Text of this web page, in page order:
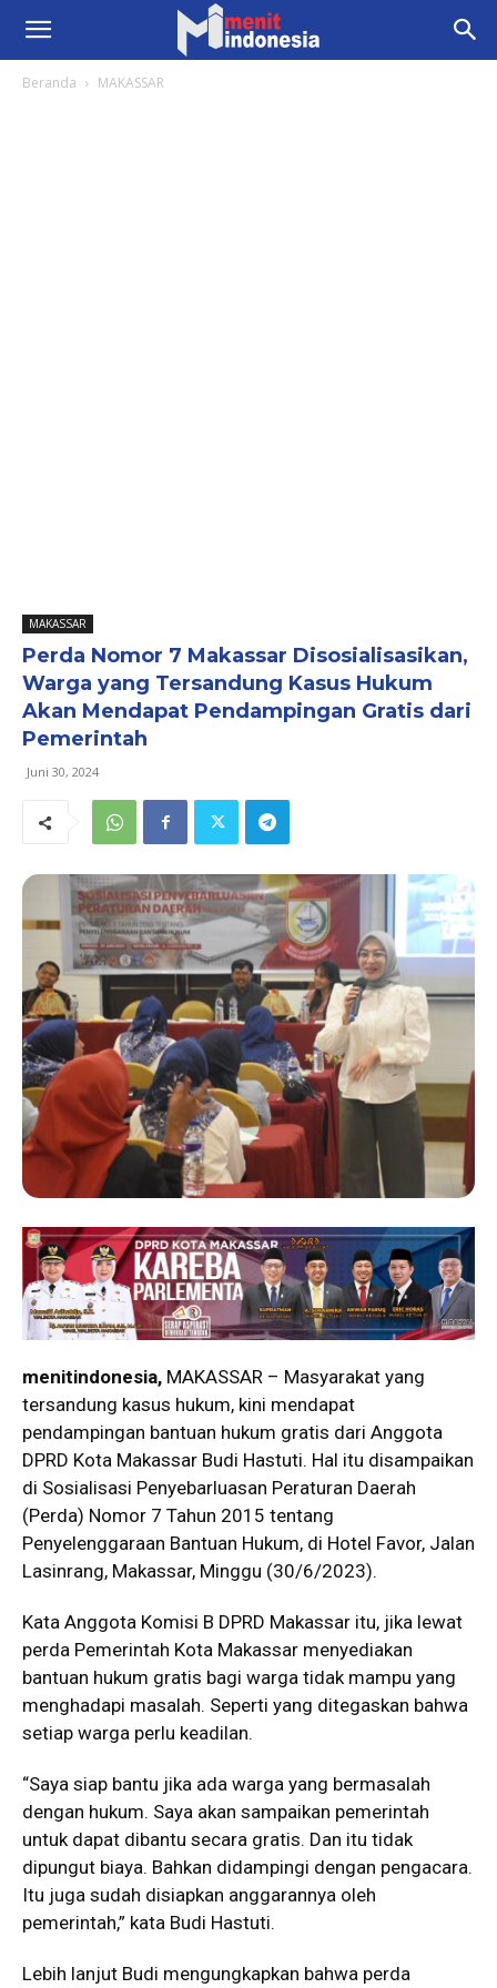
Beranda MAKASSAR
MAKASSAR
Perda Nomor 7 Makassar Disosialisasikan,
Warga yang Tersandung Kasus Hukum
Akan Mendapat Pendampingan Gratis dari
Pemerintah
Juni 30, 2024
menitindonesia, MAKASSAR – Masyarakat yang
tersandung kasus hukum, kini mendapat
pendampingan bantuan hukum gratis dari Anggota
DPRD Kota Makassar Budi Hastuti. Hal itu disampaikan
di Sosialisasi Penyebarluasan Peraturan Daerah
(Perda) Nomor 7 Tahun 2015 tentang
Penyelenggaraan Bantuan Hukum, di Hotel Favor, Jalan
Lasinrang, Makassar, Minggu (30/6/2023).
Kata Anggota Komisi B DPRD Makassar itu, jika lewat
perda Pemerintah Kota Makassar menyediakan
bantuan hukum gratis bagi warga tidak mampu yang
menghadapi masalah. Seperti yang ditegaskan bahwa
setiap warga perlu keadilan.
“Saya siap bantu jika ada warga yang bermasalah
dengan hukum. Saya akan sampaikan pemerintah
untuk dapat dibantu secara gratis. Dan itu tidak
dipungut biaya. Bahkan didampingi dengan pengacara.
Itu juga sudah disiapkan anggarannya oleh
pemerintah,” kata Budi Hastuti.
Lebih lanjut Budi mengungkapkan bahwa perda